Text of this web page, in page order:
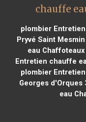
chauffe
plombier
Pryvé Saint Mesmin
eau
Entretien chauffe
plombier
Georges d'Orques
eau